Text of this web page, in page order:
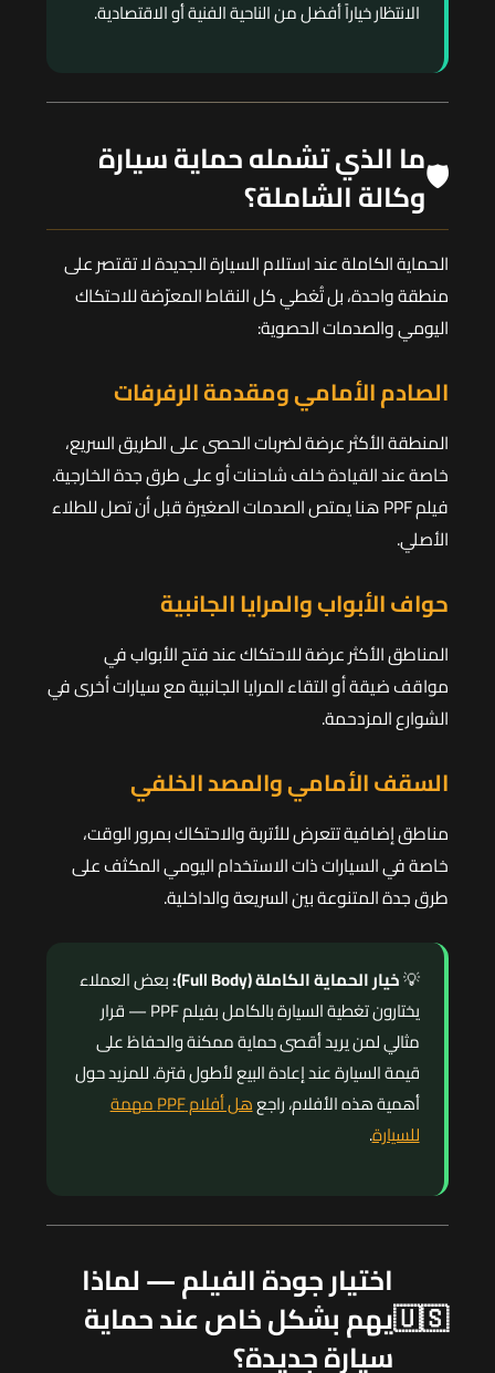
الانتظار خياراً أفضل من الناحية الفنية أو الاقتصادية.
🛡️ما الذي تشمله حماية سيارة
وكالة الشاملة؟
الحماية الكاملة عند استلام السيارة الجديدة لا تقتصر على
منطقة واحدة، بل تُغطي كل النقاط المعرّضة للاحتكاك
اليومي والصدمات الحصوية:
الصادم الأمامي ومقدمة الرفرفات
المنطقة الأكثر عرضة لضربات الحصى على الطريق السريع،
خاصة عند القيادة خلف شاحنات أو على طرق جدة الخارجية.
فيلم PPF هنا يمتص الصدمات الصغيرة قبل أن تصل للطلاء
الأصلي.
حواف الأبواب والمرايا الجانبية
المناطق الأكثر عرضة للاحتكاك عند فتح الأبواب في
مواقف ضيقة أو التقاء المرايا الجانبية مع سيارات أخرى في
الشوارع المزدحمة.
السقف الأمامي والمصد الخلفي
مناطق إضافية تتعرض للأتربة والاحتكاك بمرور الوقت،
خاصة في السيارات ذات الاستخدام اليومي المكثف على
طرق جدة المتنوعة بين السريعة والداخلية.
💡خيار الحماية الكاملة (Full Body):
بعض العملاء
يختارون تغطية السيارة بالكامل بفيلم PPF — قرار
مثالي لمن يريد أقصى حماية ممكنة والحفاظ على
قيمة السيارة عند إعادة البيع لأطول فترة. للمزيد حول
أهمية هذه الأفلام، راجع
هل أفلام PPF مهمة
للسيارة.
🇺🇸
اختيار جودة الفيلم — لماذا
يهم بشكل خاص عند حماية
سيارة جديدة؟